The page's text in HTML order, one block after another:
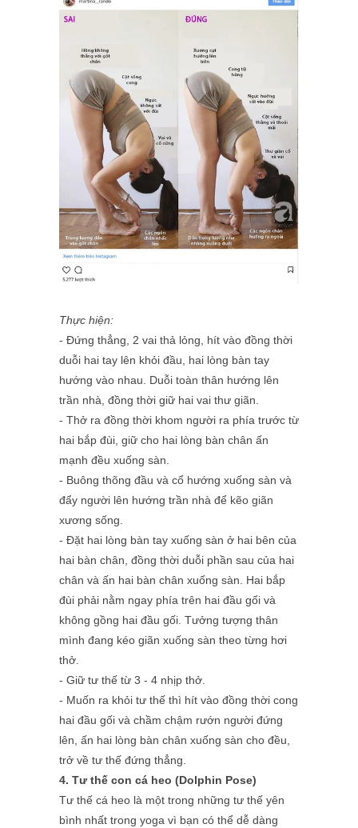
Thực hiện:
- Đứng thẳng, 2 vai thả lỏng, hít vào đồng thời
duỗi hai tay lên khỏi đầu, hai lòng bàn tay
hướng vào nhau. Duỗi toàn thân hướng lên
trần nhà, đồng thời giữ hai vai thư giãn.
- Thở ra đồng thời khom người ra phía trước từ
hai bắp đùi, giữ cho hai lòng bàn chân ấn
mạnh đều xuống sàn.
- Buông thõng đầu và cổ hướng xuống sàn và
đẩy người lên hướng trần nhà để kẽo giãn
xương sống.
- Đặt hai lòng bàn tay xuống sàn ở hai bên của
hai bàn chân, đồng thời duỗi phần sau của hai
chân và ấn hai bàn chân xuống sàn. Hai bắp
đùi phải nằm ngay phía trên hai đầu gối và
không gồng hai đầu gối. Tưởng tượng thân
mình đang kéo giãn xuống sàn theo từng hơi
thở.
- Giữ tư thế từ 3 - 4 nhịp thở.
- Muốn ra khỏi tư thế thì hít vào đồng thời cong
hai đầu gối và chầm chậm rướn người đứng
lên, ấn hai lòng bàn chân xuống sàn cho đều,
trở về tư thế đứng thẳng.
4. Tư thế con cá heo (Dolphin Pose)
Tư thế cá heo là một trong những tư thế yên
bình nhất trong yoga vì bạn có thể dễ dàng